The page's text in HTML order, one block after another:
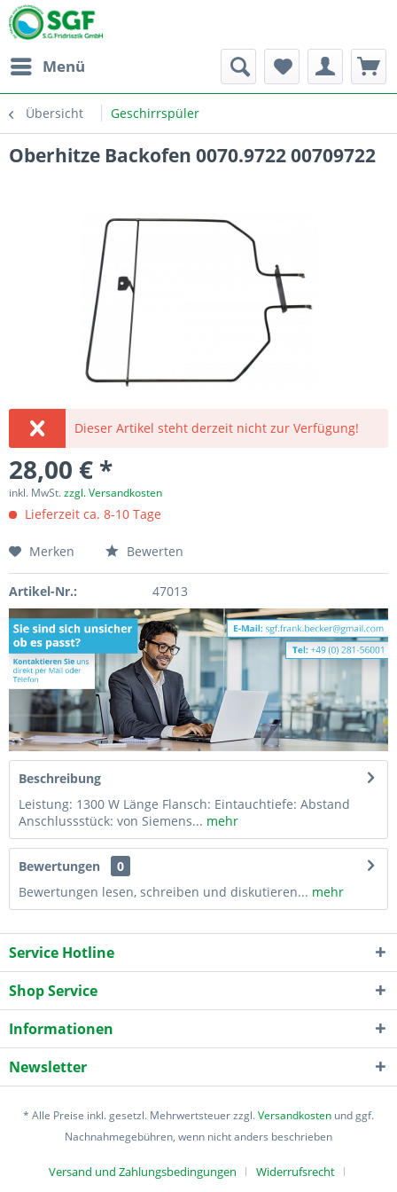
Menü
Übersicht Geschirrspüler
Oberhitze Backofen 0070.9722 00709722
Dieser Artikel steht derzeit nicht zur Verfügung!
28,00 € *
inkl. MwSt.zzgl. Versandkosten
Lieferzeit ca. 8-10 Tage
Merken Bewerten
Artikel-Nr.: 47013
Beschreibung
Leistung: 1300 W Länge Flansch: Eintauchtiefe: Abstand
Anschlussstück: von Siemens... mehr
Bewertungen
0
Bewertungen lesen, schreiben und diskutieren... mehr
Service Hotline
Shop Service
Informationen
Newsletter
* Alle Preise inkl. gesetzl. Mehrwertsteuer zzgl.Versandkosten und ggf.
Nachnahmegebühren, wenn nicht anders beschrieben
Versand und Zahlungsbedingungen Widerrufsrecht